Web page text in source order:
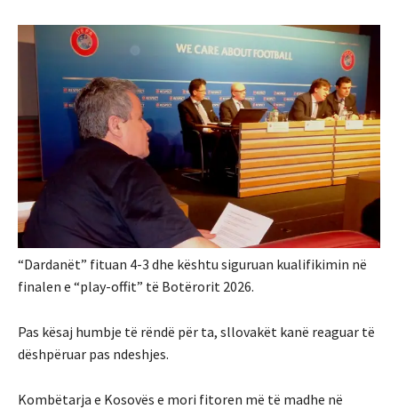
“Dardanët” fituan 4-3 dhe kështu siguruan kualifikimin në
finalen e “play-offit” të Botërorit 2026.
Pas kësaj humbje të rëndë për ta, sllovakët kanë reaguar të
dëshpëruar pas ndeshjes.
Kombëtarja e Kosovës e mori fitoren më të madhe në